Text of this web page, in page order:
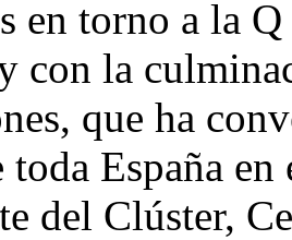
en torno a la
con la
que ha
toda España
del Clúster,